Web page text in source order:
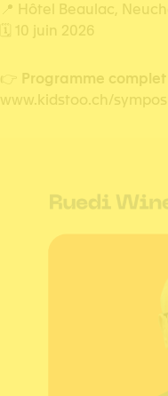
📍 Hôtel Beaulac,
🗓️ 10 juin 2026
👉
Programme
www.kidstoo.ch/